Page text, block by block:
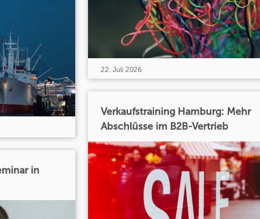
in
22. Juli 2026
Verkaufstraining Hamburg: Mehr
Abschlüsse im B2B-Vertrieb